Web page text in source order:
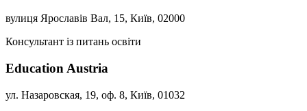
вулиця Ярославів Вал, 15, Київ, 02000
Консультант із питань освіти
Education Austria
ул. Назаровская, 19, оф. 8, Київ, 01032